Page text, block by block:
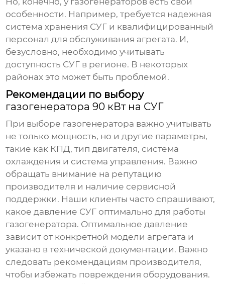
особенности. Например, требуется надежная
система хранения СУГ и квалифицированный
персонал для обслуживания агрегата. И,
безусловно, необходимо учитывать
доступность СУГ в регионе. В некоторых
районах это может быть проблемой.
Рекомендации по выбору
газогенератора 90 кВт на СУГ
При выборе газогенератора важно учитывать
не только мощность, но и другие параметры,
такие как КПД, тип двигателя, система
охлаждения и система управления. Важно
обращать внимание на репутацию
производителя и наличие сервисной
поддержки. Наши клиенты часто спрашивают,
какое давление СУГ оптимально для работы
газогенератора. Оптимальное давление
зависит от конкретной модели агрегата и
указано в технической документации. Важно
следовать рекомендациям производителя,
чтобы избежать повреждения оборудования.